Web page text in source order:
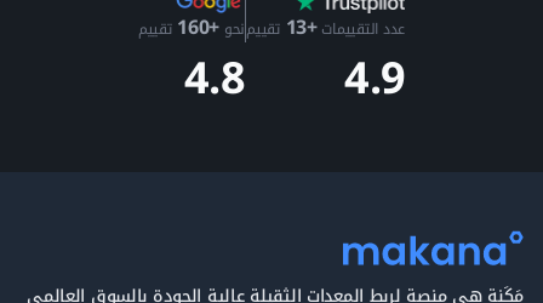
عدد التقييمات+13 تقييم
4.9
نحو +160 تقييم
4.8
مَكَنة هي منصة لربط المعدات الثقيلة عالية الجودة بالسوق العالمي